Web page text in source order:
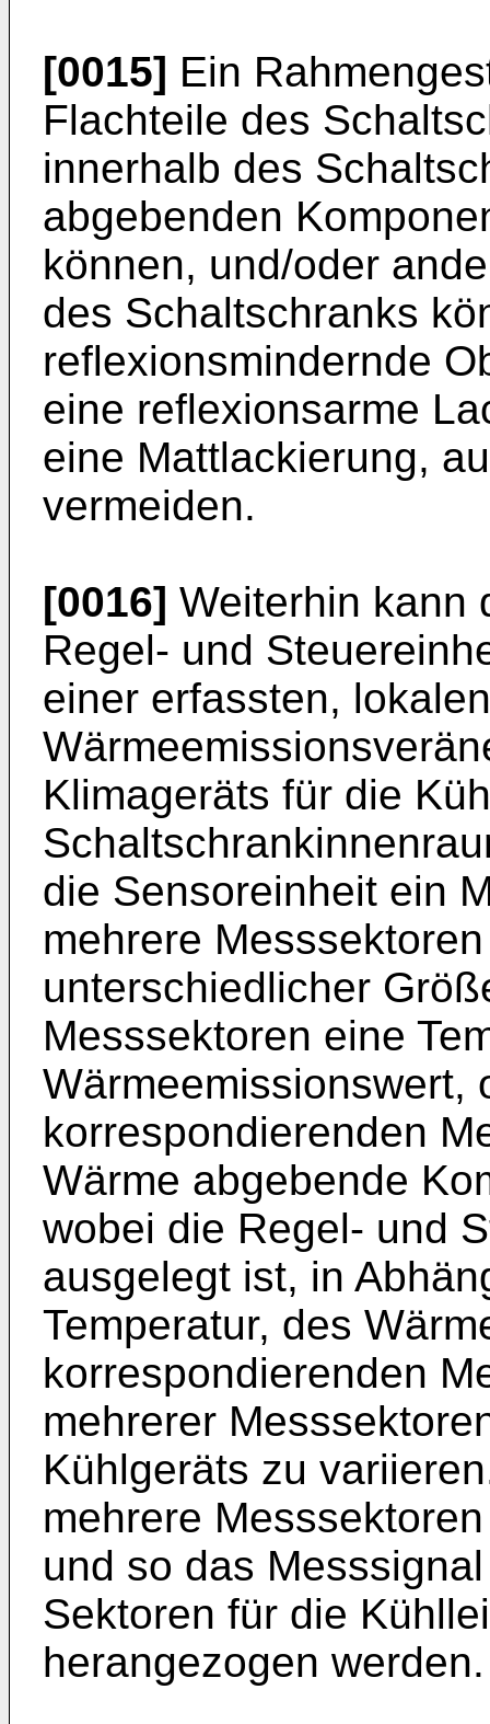
[0015] Ein
Flachteile des
innerhalb des
abgebenden
können, und/oder
des Schaltschranks
reflexionsmindernde
eine reflexionsarme
eine Mattlackierung,
vermeiden.
[0016] Weiterhin kann
Regel- und
einer erfassten, lokalen
Klimageräts für die
die Sensoreinheit ein
mehrere
unterschiedlicher
Messsektoren eine
Wärmeemissionswert,
korrespondierenden
Wärme abgebende
wobei die Regel- und
ausgelegt ist, in
Temperatur, des
korrespondierenden
mehrerer
Kühlgeräts zu
mehrere
und so das
Sektoren für die
herangezogen werden.